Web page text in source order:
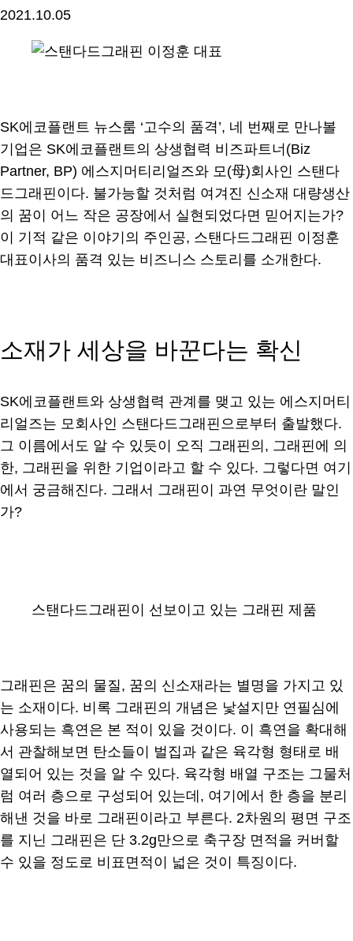
2021.10.05
SK에코플랜트 뉴스룸 ‘고수의 품격’, 네 번째로 만나볼
기업은 SK에코플랜트의 상생협력 비즈파트너(Biz
Partner, BP) 에스지머티리얼즈와 모(母)회사인 스탠다
드그래핀이다. 불가능할 것처럼 여겨진 신소재 대량생산
의 꿈이 어느 작은 공장에서 실현되었다면 믿어지는가?
이 기적 같은 이야기의 주인공, 스탠다드그래핀 이정훈
대표이사의 품격 있는 비즈니스 스토리를 소개한다.
소재가 세상을 바꾼다는 확신
SK에코플랜트와 상생협력 관계를 맺고 있는 에스지머티
리얼즈는 모회사인 스탠다드그래핀으로부터 출발했다.
그 이름에서도 알 수 있듯이 오직 그래핀의, 그래핀에 의
한, 그래핀을 위한 기업이라고 할 수 있다. 그렇다면 여기
에서 궁금해진다. 그래서 그래핀이 과연 무엇이란 말인
가?
스탠다드그래핀이 선보이고 있는 그래핀 제품
그래핀은 꿈의 물질, 꿈의 신소재라는 별명을 가지고 있
는 소재이다. 비록 그래핀의 개념은 낯설지만 연필심에
사용되는 흑연은 본 적이 있을 것이다. 이 흑연을 확대해
서 관찰해보면 탄소들이 벌집과 같은 육각형 형태로 배
열되어 있는 것을 알 수 있다. 육각형 배열 구조는 그물처
럼 여러 층으로 구성되어 있는데, 여기에서 한 층을 분리
해낸 것을 바로 그래핀이라고 부른다. 2차원의 평면 구조
를 지닌 그래핀은 단 3.2g만으로 축구장 면적을 커버할
수 있을 정도로 비표면적이 넓은 것이 특징이다.